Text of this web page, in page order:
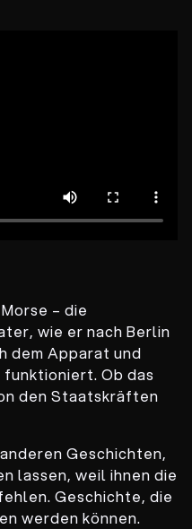
– die
wie er nach Berlin
dem Apparat und
Ob das
den Staatskräften
Geschichten,
lassen, weil ihnen die
Geschichte, die
werden können.